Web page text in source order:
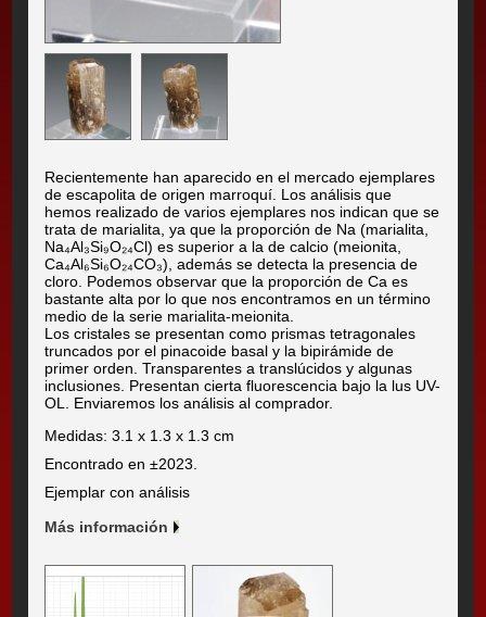
Recientemente han aparecido en el mercado ejemplares
de escapolita de origen marroquí. Los análisis que
hemos realizado de varios ejemplares nos indican que se
trata de marialita, ya que la proporción de Na (marialita,
Na₄Al₃Si₉O₂₄Cl) es superior a la de calcio (meionita,
Ca₄Al₆Si₆O₂₄CO₃), además se detecta la presencia de
cloro. Podemos observar que la proporción de Ca es
bastante alta por lo que nos encontramos en un término
medio de la serie marialita-meionita.
Los cristales se presentan como prismas tetragonales
truncados por el pinacoide basal y la bipirámide de
primer orden. Transparentes a translúcidos y algunas
inclusiones. Presentan cierta fluorescencia bajo la lus UV-
OL. Enviaremos los análisis al comprador.
Medidas: 3.1 x 1.3 x 1.3 cm
Encontrado en ±2023.
Ejemplar con análisis
Más información